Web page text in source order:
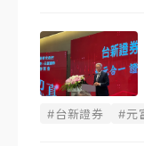
#台新證券 #元